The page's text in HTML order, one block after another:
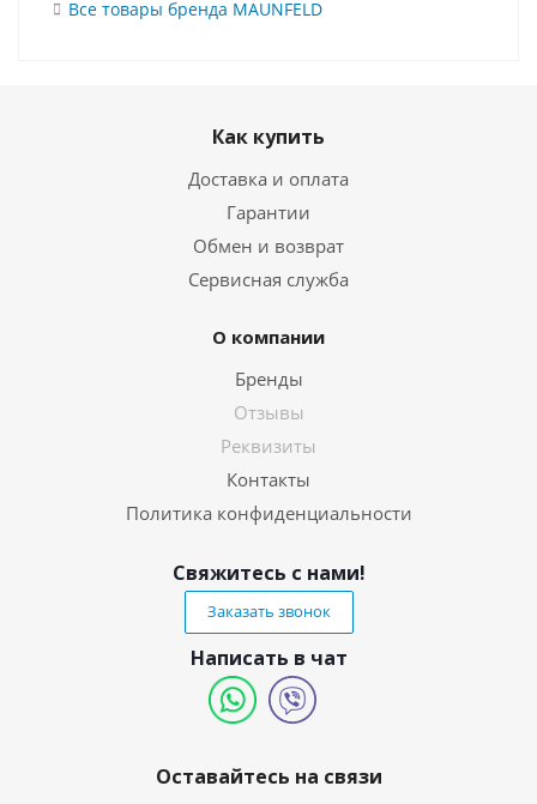
Все товары бренда MAUNFELD
Как купить
Доставка и оплата
Гарантии
Обмен и возврат
Сервисная служба
О компании
Бренды
Отзывы
Реквизиты
Контакты
Политика конфиденциальности
Свяжитесь с нами!
Заказать звонок
Написать в чат
Оставайтесь на связи